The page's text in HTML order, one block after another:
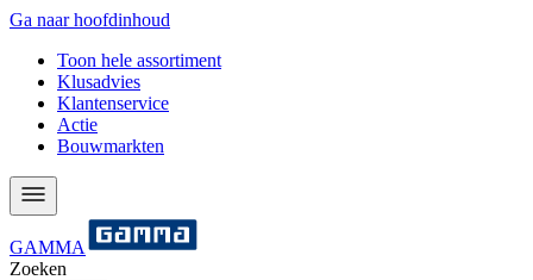
Ga naar hoofdinhoud
Toon hele assortiment
Klusadvies
Klantenservice
Actie
Bouwmarkten
GAMMA
Zoeken